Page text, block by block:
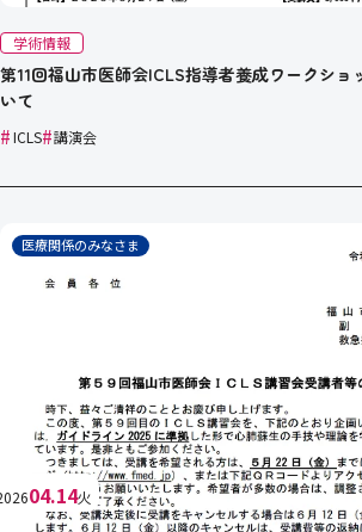
学術情報
第11回福山市医師会ICLS指導者養成ワークショ
いて
#ICLS#講演会
医療関係のみなさま
04.14火